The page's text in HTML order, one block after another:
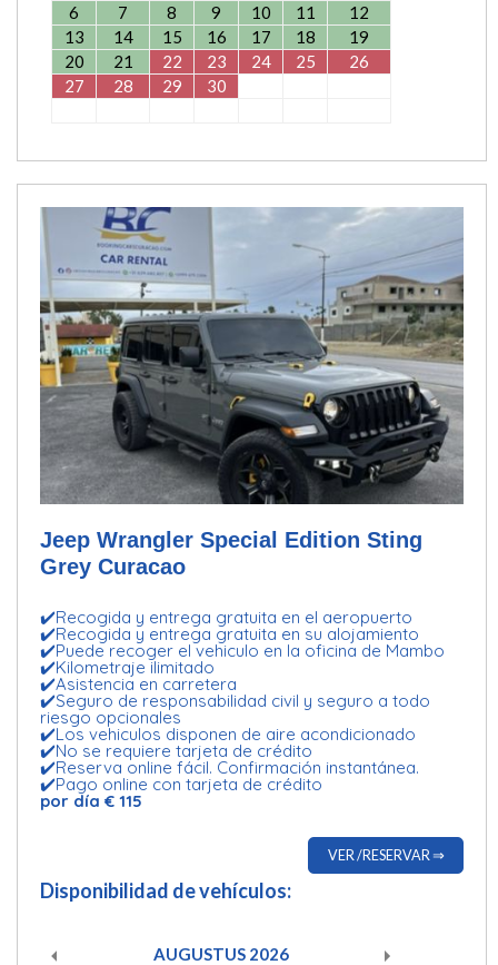
6
7 8 9 10 11
12
13
14 15 16 17 18
19
20
21 22 23 24 25
26
27
28 29 30
Jeep Wrangler Special Edition Sting
Grey Curacao
✔️Recogida y entrega gratuita en el aeropuerto
✔️Recogida y entrega gratuita en su alojamiento
✔️Puede recoger el vehiculo en la oficina de Mambo
✔️Kilometraje ilimitado
✔️Asistencia en carretera
✔️Seguro de responsabilidad civil y seguro a todo
riesgo opcionales
✔️Los vehiculos disponen de aire acondicionado
✔️No se requiere tarjeta de crédito
✔️Reserva online fácil. Confirmación instantánea.
✔️Pago online con tarjeta de crédito
por día € 115
VER /RESERVAR ⇒
Disponibilidad de vehículos:
AUGUSTUS 2026